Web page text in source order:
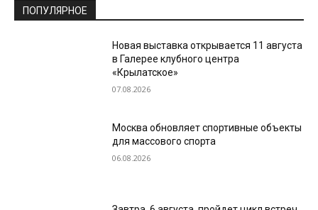
ПОПУЛЯРНОЕ
Новая выставка открывается 11 августа
в Галерее клубного центра
«Крылатское»
07.08.2026
Москва обновляет спортивные объекты
для массового спорта
06.08.2026